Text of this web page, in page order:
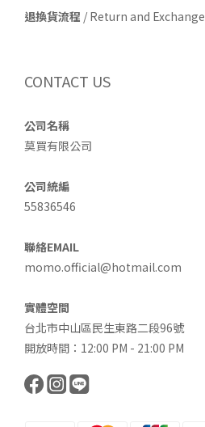
退換貨流程 / Return and Exchange
CONTACT US
公司名稱
莫買有限公司
公司統編
55836546
聯絡EMAIL
momo.official@hotmail.com
實體空間
台北市中山區民生東路二段96號
開放時間：12:00 PM - 21:00 PM